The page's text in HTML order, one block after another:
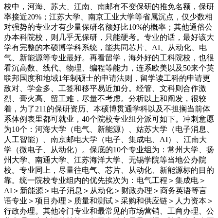
校中，河海、苏大、江南、南邮有不变保研的推免名额，保研
率接近20%；江苏大学、南京工业大学等省属沉点，仅少数相
对强势的专业才有少量保研名额好比10%的概率；其他通俗公
办本科院校，则几乎无保研，只能硬考。专业的话，最好该大
学有完整的本硕博学科系统，能共同芯片、AI、从动化、电
气、新能源等专业最好。再看留学，海外好的工科院校，也很
看沉高数、线代、物理、编程等能力，连系欧美以及50来个英
联邦国度和地域1年制硕士的申请法则，留学读工科的申请更
敌对、学金多、工签和移平易近加分。经管、文科则合作激
烈、膏火高、留工难，尽量不考虑。分析以上和阐发，很较
着，为了211的保研资历、本硕博贯通学科以及不担搁当前体
系体例表里都可就业，40个院校专业组分派可如下。冲刺意愿
为10个：河海大学（电气、新能源）、姑苏大学（电子消息、
人工智能）、南京邮电大学（电子、集成电、AI）、江南大
学（微电子、从动化）。保底的10个专业组为：常州大学、扬
州大学、南通大学、江苏海洋大学、无锡学院等当地公办院
校。专业同上，尽量往电气、芯片、从动化、新能源标的目的
靠。统一院校专业组内的优先挨次为：电气工程＞集成电＞
AI＞新能源＞电子消息＞从动化＞财政办理＞商务英语等言
语专业＞项目办理＞质量和测试＞采购和供应链＞人力资本＞
行政办理。其他冷门专业和最常见的市场营销、工商办理、公